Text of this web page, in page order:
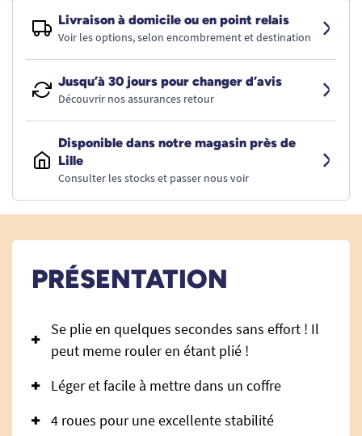
Livraison à domicile ou en point relais
Voir les options, selon encombrement et destination
Jusqu’à 30 jours pour changer d’avis
Découvrir nos assurances retour
Disponible dans notre magasin près de
Lille
Consulter les stocks et passer nous voir
PRÉSENTATION
Se plie en quelques secondes sans effort ! Il
peut meme rouler en étant plié !
Léger et facile à mettre dans un coffre
4 roues pour une excellente stabilité